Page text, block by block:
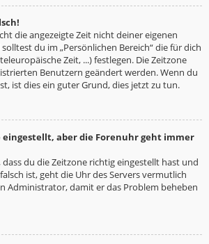
die angezeigte Zeit nicht deiner eigenen
du im „Persönlichen Bereich“ die für dich
Zeit, ...) festlegen. Die Zeitzone
Benutzern geändert werden. Wenn du
ist dies ein guter Grund, dies jetzt zu tun.
eingestellt, aber die Forenuhr geht immer
du die Zeitzone richtig eingestellt hast und
ist, geht die Uhr des Servers vermutlich
Administrator, damit er das Problem beheben